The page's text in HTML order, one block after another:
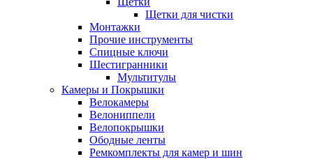
Щетки для чистки
Монтажки
Прочие инструменты
Спицные ключи
Шестигранники
Мультитулы
Камеры и Покрышки
Велокамеры
Велониппели
Велопокрышки
Ободные ленты
Ремкомплекты для камер и шин